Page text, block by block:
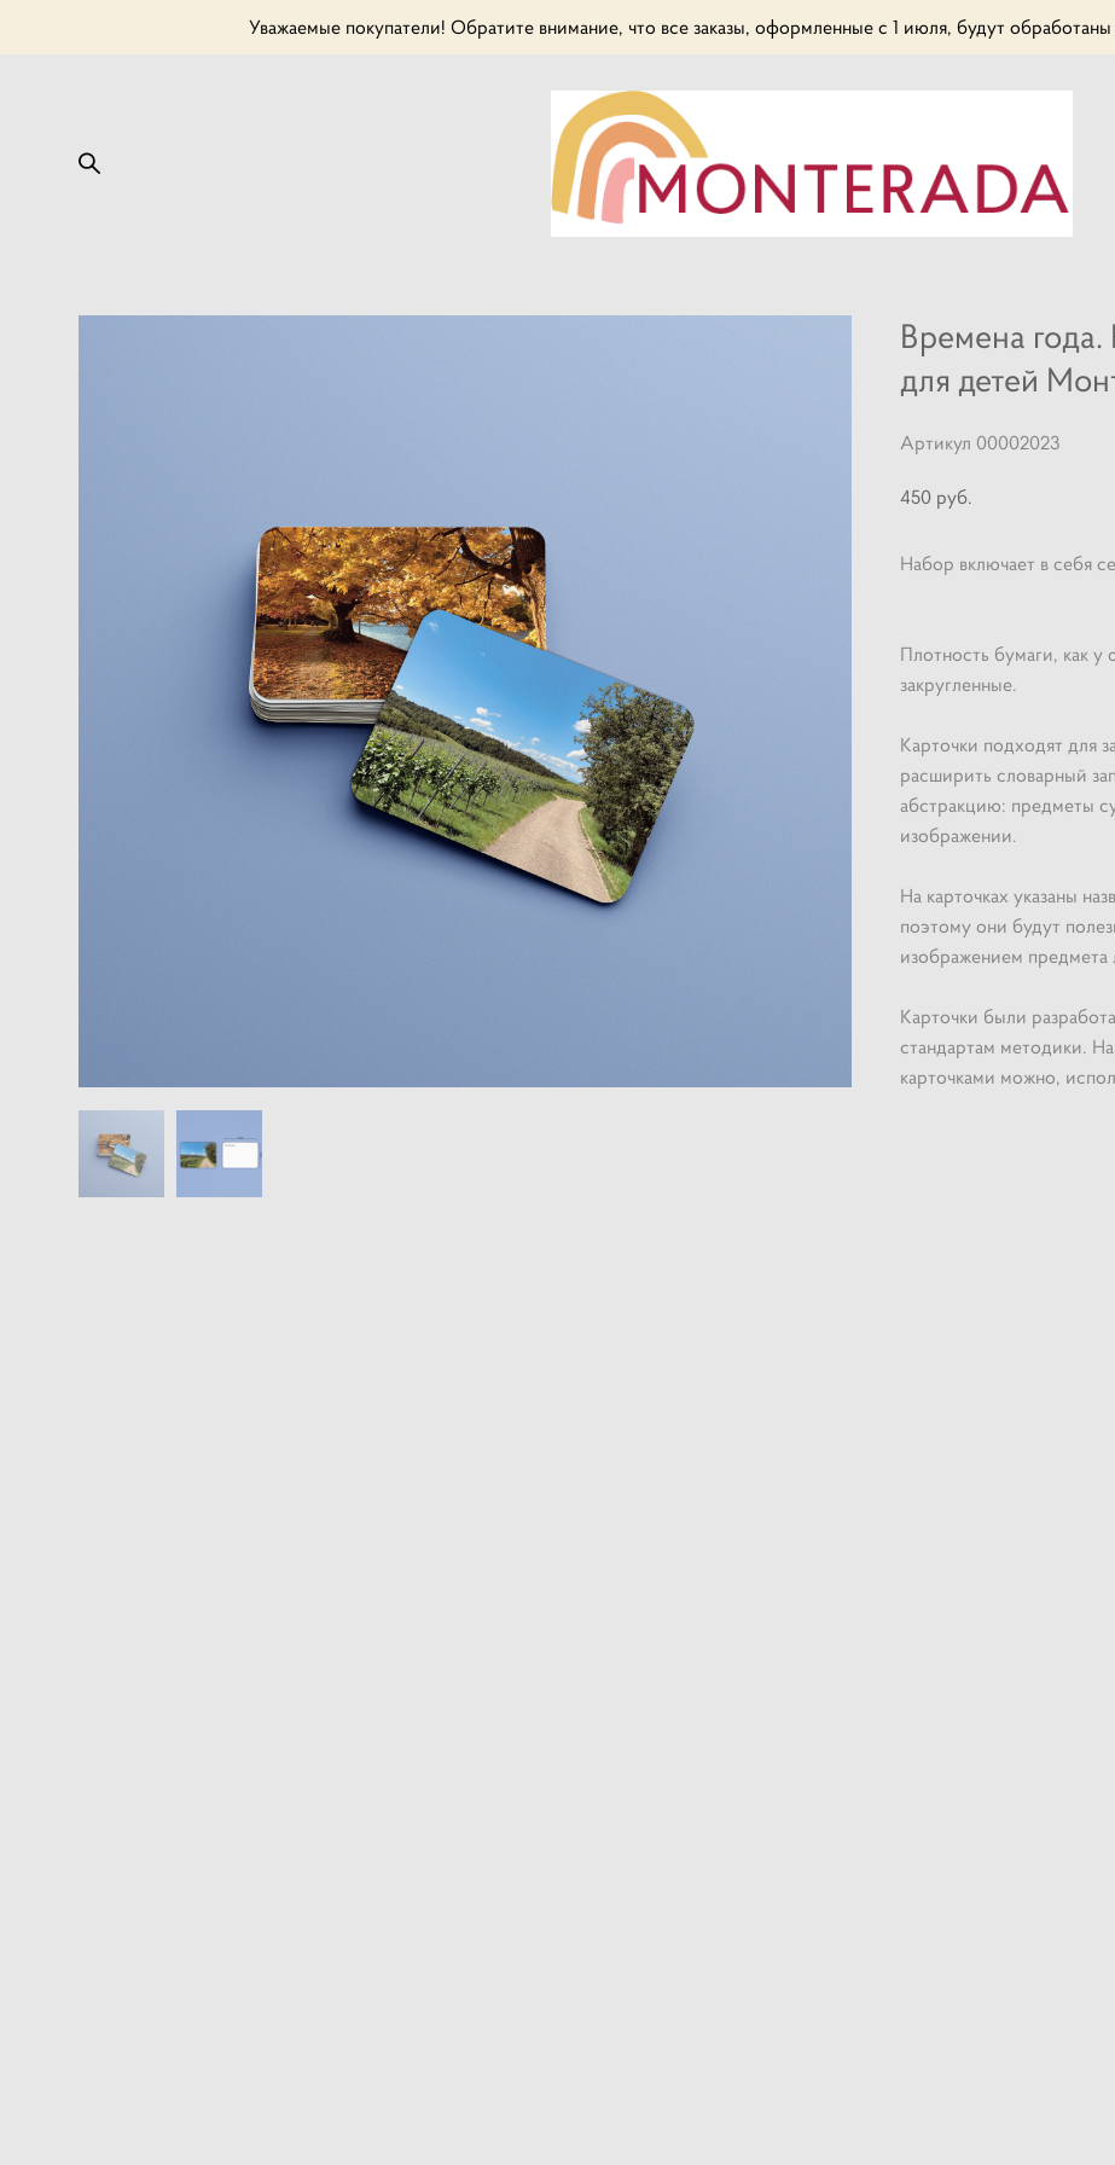
Уважаемые покупатели! Обратите внимание, что все заказы, оформленные с 1 июля, будут обработаны
Времена
для детей
Артикул 00002023
450 pуб.
Набор включает в себя
Плотность бумаги, как
закругленные.
Карточки подходят для
расширить словарный
абстракцию: предметы
изображении.
На карточках указаны
поэтому они будут
изображением предмета
Карточки были
стандартам методики.
карточками можно,